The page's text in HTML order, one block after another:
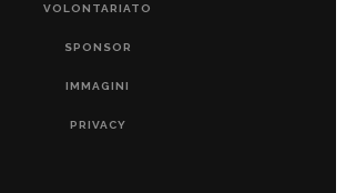
VOLONTARIATO
SPONSOR
IMMAGINI
PRIVACY